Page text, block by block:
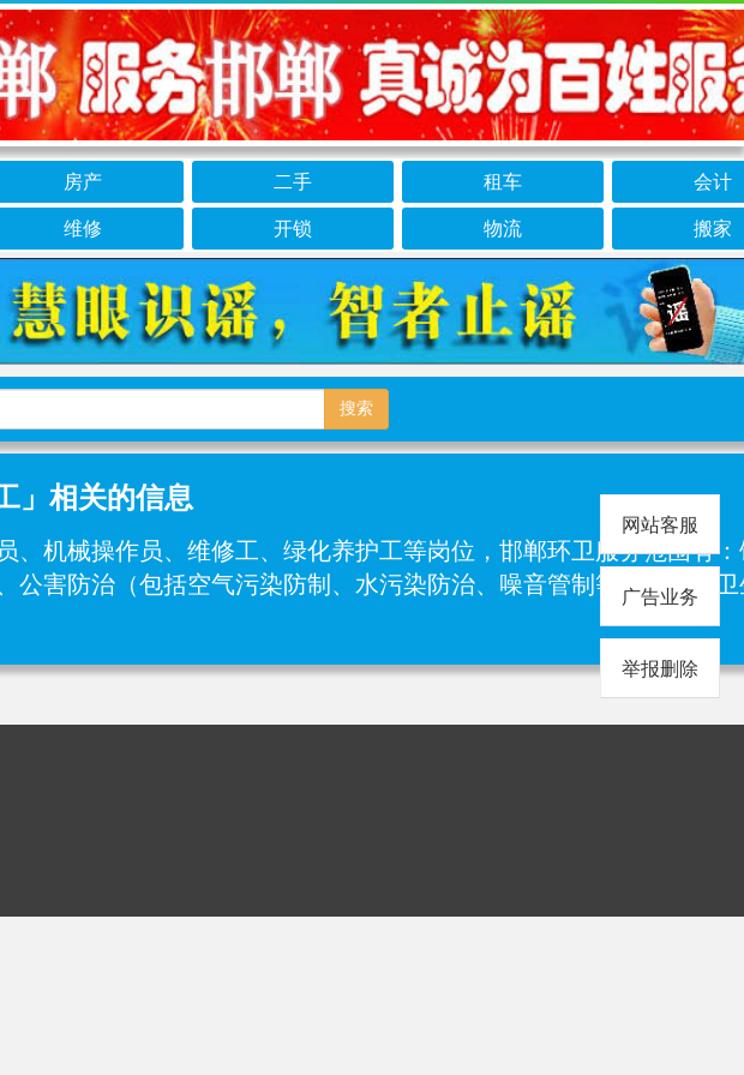
房产 二手 租车 会计
维修 开锁 物流 搬家
搜索
」相关的信息
机械操作员、维修工、‌绿化养护工等岗位，邯郸环卫服务范围有
害防治（包括空气污染防制、水污染防治、噪音管制等）、房屋卫
网站客服
广告业务
举报删除